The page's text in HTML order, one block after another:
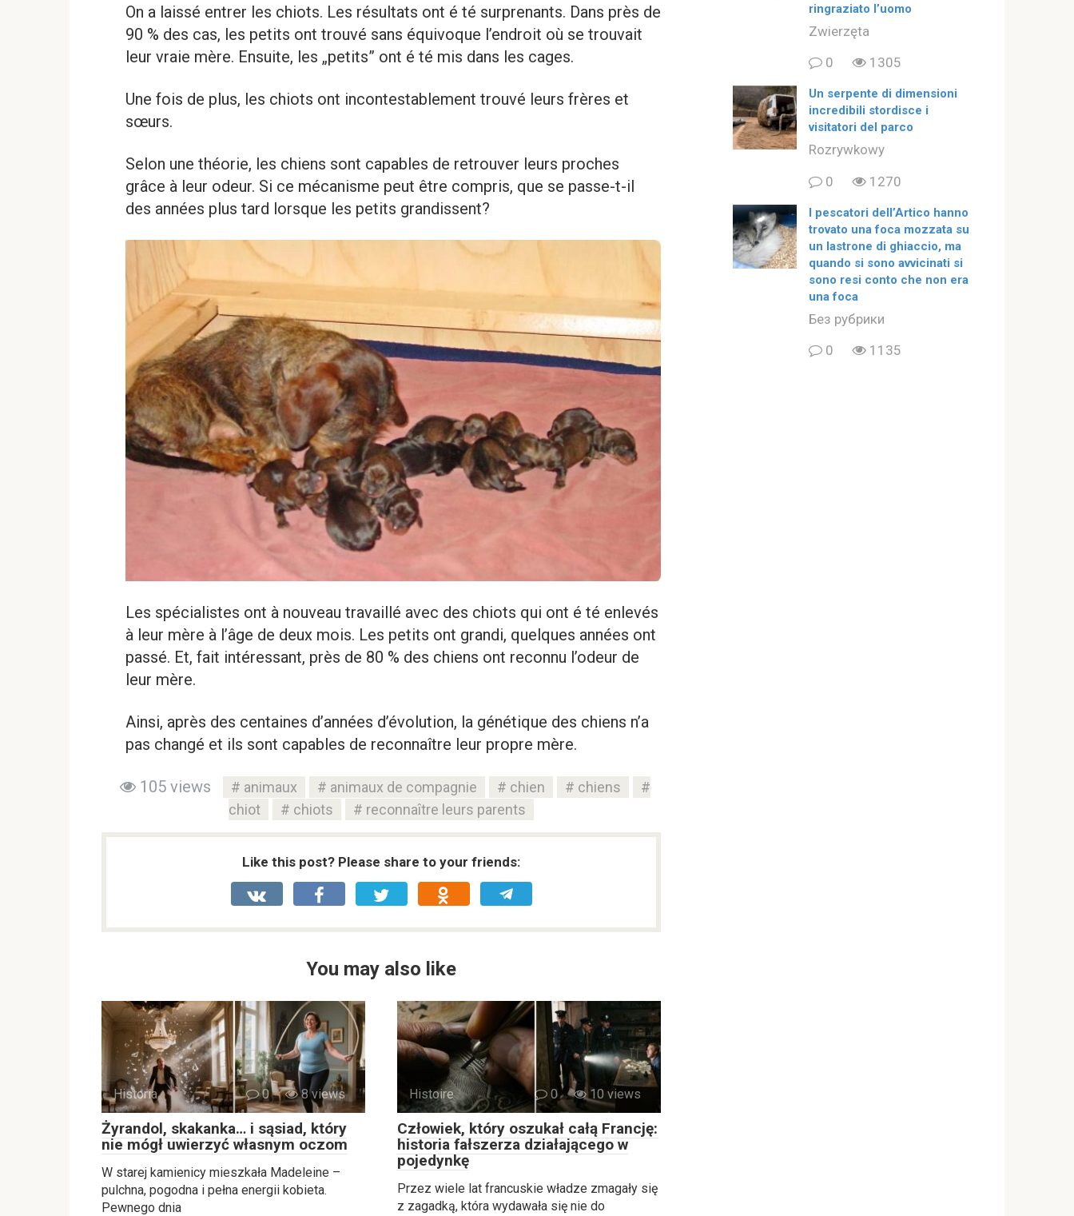
On a laissé entrer les chiots. Les résultats ont é té surprenants. Dans près de
90 % des cas, les petits ont trouvé sans équivoque l’endroit où se trouvait
leur vraie mère. Ensuite, les „petits” ont é té mis dans les cages.
Une fois de plus, les chiots ont incontestablement trouvé leurs frères et
sœurs.
Selon une théorie, les chiens sont capables de retrouver leurs proches
grâce à leur odeur. Si ce mécanisme peut être compris, que se passe-t-il
des années plus tard lorsque les petits grandissent?
Les spécialistes ont à nouveau travaillé avec des chiots qui ont é té enlevés
à leur mère à l’âge de deux mois. Les petits ont grandi, quelques années ont
passé. Et, fait intéressant, près de 80 % des chiens ont reconnu l’odeur de
leur mère.
Ainsi, après des centaines d’années d’évolution, la génétique des chiens n’a
pas changé et ils sont capables de reconnaître leur propre mère.
105 views animaux animaux de compagnie chien
chiens
chiot
chiots reconnaître leurs parents
Like this post? Please share to your friends:
You may also like
Historia 0 8 views
Żyrandol, skakanka… i sąsiad, który
nie mógł uwierzyć własnym oczom
W starej kamienicy mieszkała Madeleine –
pulchna, pogodna i pełna energii kobieta.
Pewnego dnia
Histoire 0 10 views
Człowiek, który oszukał całą Francję:
historia fałszerza działającego w
pojedynkę
Przez wiele lat francuskie władze zmagały się
z zagadką, która wydawała się nie do
ringraziato l’uomo
Zwierzęta
0
1305
Un serpente di dimensioni
incredibili stordisce i
visitatori del parco
Rozrywkowy
0
1270
I pescatori dell’Artico hanno
trovato una foca mozzata su
un lastrone di ghiaccio, ma
quando si sono avvicinati si
sono resi conto che non era
una foca
Без рубрики
0
1135